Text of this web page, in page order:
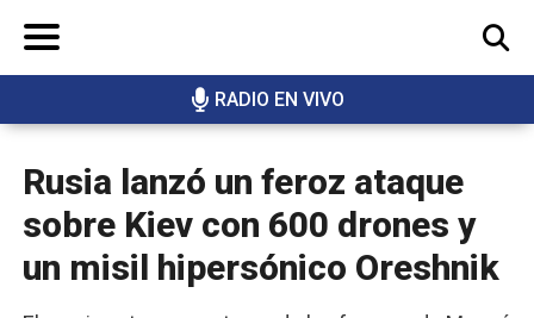
RADIO EN VIVO
BUSCAR
Rusia lanzó un feroz ataque
sobre Kiev con 600 drones y
un misil hipersónico Oreshnik